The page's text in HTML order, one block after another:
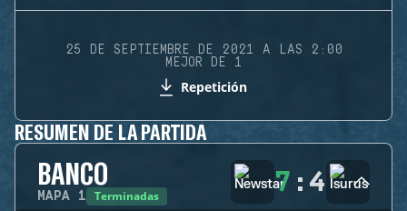
25 DE SEPTIEMBRE DE 2021 A LAS 2:00
MEJOR DE 1
Repetición
RESUMEN DE LA PARTIDA
BANCO
MAPA 1 Terminadas 7 : 4